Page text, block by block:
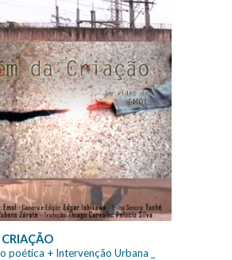
CRIAÇÃO
poética + Intervenção Urbana